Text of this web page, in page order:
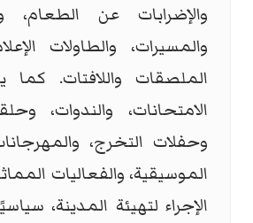
والإضرابات عن الطعام،
والمسيرات، والطاولات
الملصقات واللافتات.
الامتحانات، والندوات،
وحفلات التخرج،
الموسيقية، والفعاليات
الإجراء لتهيئة المدينة،